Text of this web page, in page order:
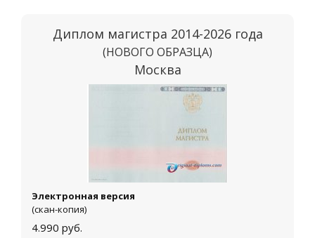
Диплом магистра 2014-2026 года
(НОВОГО ОБРАЗЦА)
Москва
Электронная версия
(скан-копия)
4.990 руб.